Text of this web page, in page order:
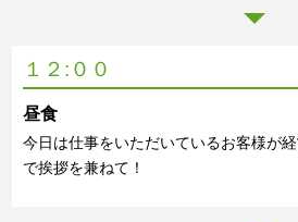
１２:００
昼食
今日は仕事をいただいているお客様が
で挨拶を兼ねて！